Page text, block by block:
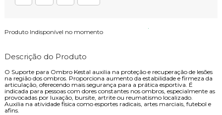
Produto Indisponível no momento
Descrição do Produto
O Suporte para Ombro Kestal auxilia na proteção e recuperação de lesões
na região dos ombros. Proporciona aumento da estabilidade e firmeza da
articulação, oferecendo mais segurança para a prática esportiva. É
indicada para pessoas com dores constantes nos ombros, especialmente as
provocadas por luxação, bursite, artrite ou reumatismo localizado.
Auxilia na atividade fisica como esportes radicais, artes marciais, futebol e
afins.